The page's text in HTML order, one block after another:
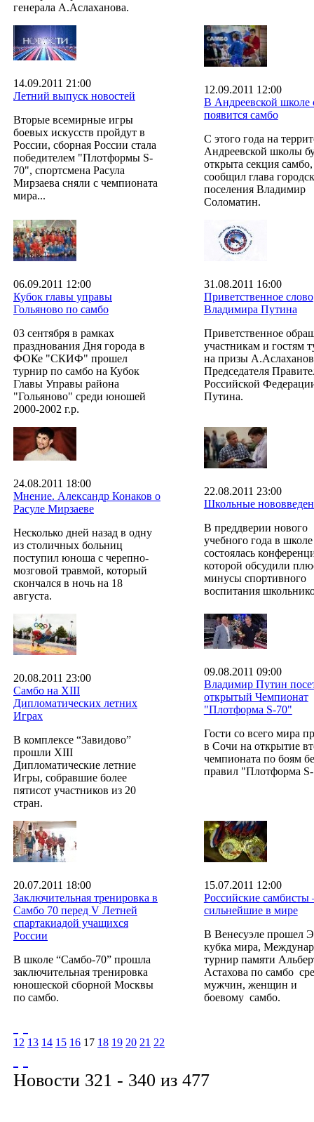
генерала А.Аслаханова.
14.09.2011 21:00
Летний выпуск новостей
Вторые всемирные игры
боевых искусств пройдут в
России, сборная России стала
победителем "Плотформы S-
70", спортсмена Расула
Мирзаева сняли с чемпионата
мира...
12.09.2011 12:00
В Андреевской школе
появится самбо
С этого года на
Андреевской школы
открыта секция
сообщил глава
поселения Владимир
Соломатин.
06.09.2011 12:00
Кубок главы управы
Гольяново по самбо
03 сентября в рамках
празднования Дня города в
ФОКе "СКИФ" прошел
турнир по самбо на Кубок
Главы Управы района
"Гольяново" среди юношей
2000-2002 г.р.
31.08.2011 16:00
Приветственное слово
Владимира Путина
Приветственное
участникам и гостям
на призы
Председателя
Российской
Путина.
24.08.2011 18:00
Мнение. Александр Конаков о
Расуле Мирзаеве
Несколько дней назад в одну
из столичных больниц
поступил юноша с черепно-
мозговой травмой, который
скончался в ночь на 18
августа.
22.08.2011 23:00
Школьные
В преддверии нового
учебного года в
состоялась
которой обсудили
минусы спортивного
воспитания
20.08.2011 23:00
Самбо на XIII
Дипломатических летних
Играх
В комплексе “Завидово”
прошли XIII
Дипломатические летние
Игры, собравшие более
пятисот участников из 20
стран.
09.08.2011 09:00
Владимир Путин
открытый Чемпионат
"Плотформа S-70"
Гости со всего мира
в Сочи на открытие
чемпионата по боям
правил "Плотформа
20.07.2011 18:00
Заключительная тренировка в
Самбо 70 перед V Летней
спартакиадой учащихся
России
В школе “Самбо-70” прошла
заключительная тренировка
юношеской сборной Москвы
по самбо.
15.07.2011 12:00
Российские самбисты
сильнейшие в мире
В Венесуэле прошел
кубка мира,
турнир памяти
Астахова по самбо
мужчин, женщин и
боевому самбо.
12 13 14 15 16 17 18 19 20 21 22
Новости 321 - 340 из 477